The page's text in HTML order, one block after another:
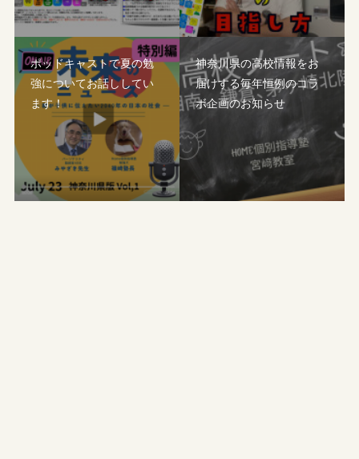
ポッドキャストで夏の勉
強についてお話ししてい
ます！
神奈川県の高校情報をお
届けする毎年恒例のコラ
ボ企画のお知らせ